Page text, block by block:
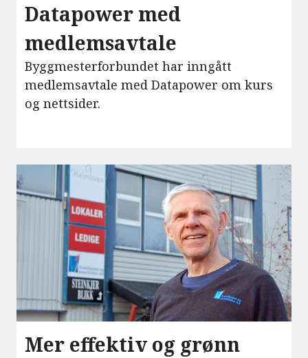
Datapower med
medlemsavtale
Byggmesterforbundet har inngått
medlemsavtale med Datapower om kurs
og nettsider.
Mer effektiv og grønn